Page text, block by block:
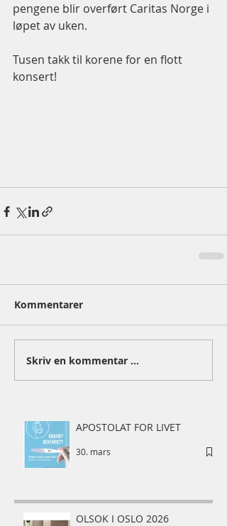
pengene blir overført Caritas Norge i
løpet av uken.
Tusen takk til korene for en flott
konsert!
Kommentarer
Skriv en kommentar …
APOSTOLAT FOR LIVET
30. mars
OLSOK I OSLO 2026